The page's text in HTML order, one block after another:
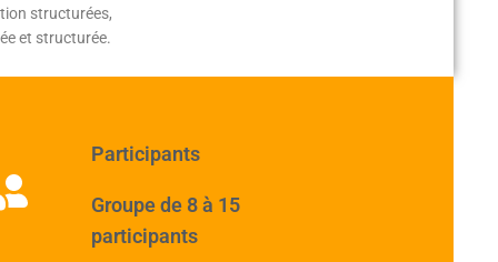
structurées,
et structurée.
Participants
Groupe de 8 à 15
participants